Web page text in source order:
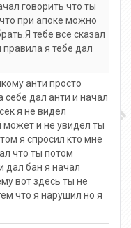
говорить что ты
при апоке можно
тебе все сказал
я тебе дал
анти просто
себе дал анти и начал
я не видел
и не увидел ты
я спросил кто мне
что ты потом
дал бан я начал
вот здесь ты не
что я нарушил но я